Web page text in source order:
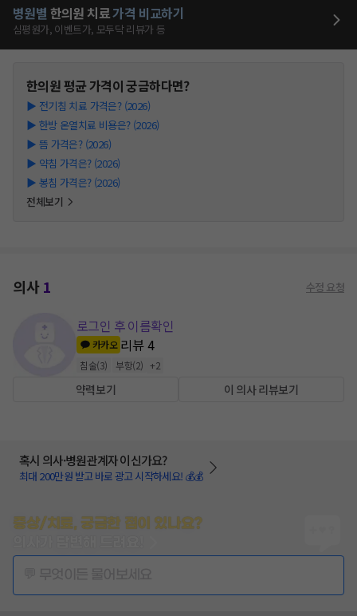
병원별 한의원 치료가격 비교하기
심평원가, 이벤트가, 모두닥 리뷰가 등
한의원평균 가격이 궁금하다면?
▶ 전기침 치료 가격은? (2026)
▶ 한방 온열치료 비용은? (2026)
▶ 뜸 가격은? (2026)
▶ 약침 가격은? (2026)
▶ 봉침 가격은? (2026)
전체보기
의사1 수정 요청
로그인 후 이름확인
카카오 리뷰4
침술(3) 부항(2) +2
약력보기 이 의사 리뷰보기
혹시 의사·병원관계자 이신가요?
최대 200만원 받고 바로 광고 시작하세요! 💰💰
증상/치료, 궁금한 점이 있나요?